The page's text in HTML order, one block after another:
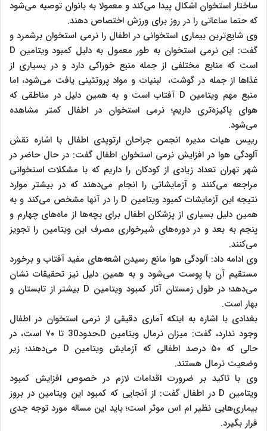
ساختار استخوان اشکال پیدا می‌کند و معمولا به بانوان توصیه می‌شود
که حتما ساعاتی را در روز برای ورزش اختصاص دهند.
وی شایع‌ترین بیماری استخوانی در اطفال را نرمی استخوان برشمرد و
گفت: این نرمی استخوان به طور معمول به دلیل کمبود ویتامین D
است که منابع مختلفی از جمله منبع خوراکی دارد و در بسیاری از
غذا‌ها از جمله در گوشت، ‌ لبنیات و مواد پروتئینی یافت می‌شود، اما
منبع مهم ویتامین D آفتاب است و به همین دلیل در مناطقی که
هوای پاکیزه‌تری داریم؛ نرمی استخوان در اطفال کمتر مشاهده
می‌شود.
رییس هیات مدیره انجمن جراحان ارتوپدی اطفال با اشاره نقش
آلودگی هوا در افزایش نرمی استخوان اطفال گفت: در حال حاضر در
شهر تهران تعداد زیادی از کودکان را داریم که با مشکلات استخوانی
مراجعه می‌کنند و آزمایشاتی را انجام می‌دهند که در بیشتر موارد
نتیجه این آزمایشات کمبود ویتامین D را در آنها مشخص می‌کند و به
همین دلیل بسیاری از پزشکان اطفال برای بچه‌ها از ماه‌های چهارم و
پنجم به بعد و در دوره‌های شیرخواری مصرف این ویتامین را تجویز
می‌کنند.
وی ادامه داد: آلودگی هوا مانع رسیدن اشعه‌های مفید آفتاب و برخورد
مستقیم آن با پوست می‌شود و به همین دلیل نیز تحقیقات نشان
می‌دهد؛ در طول زمستان آثار کمبود ویتامین D بیشتر از تابستان و
بهار است.
بغدادی با اشاره به اینکه آماری دقیقی از نرمی استخوان در اطفال
وجود ندارد، گفت: میزان نرمال ویتامین D،حدود30 تا ۷۰ است، در
حالی که ۵۰ درصد اطفالی که آزمایش ویتامین D می‌دهند؛ زیر
وضعیت نرمال هستند.
وی با تاکید بر ضرورت اقدامات لازم در خصوص افزایش کمبود
ویتامین D در اطفال گفت: از آنجایی که کمبود این ویتامین در بروز
بیماری‌هایی نظیر‌ ام اس موثر است؛ باید این مساله مورد توجه جدی
قرار بگیرد.